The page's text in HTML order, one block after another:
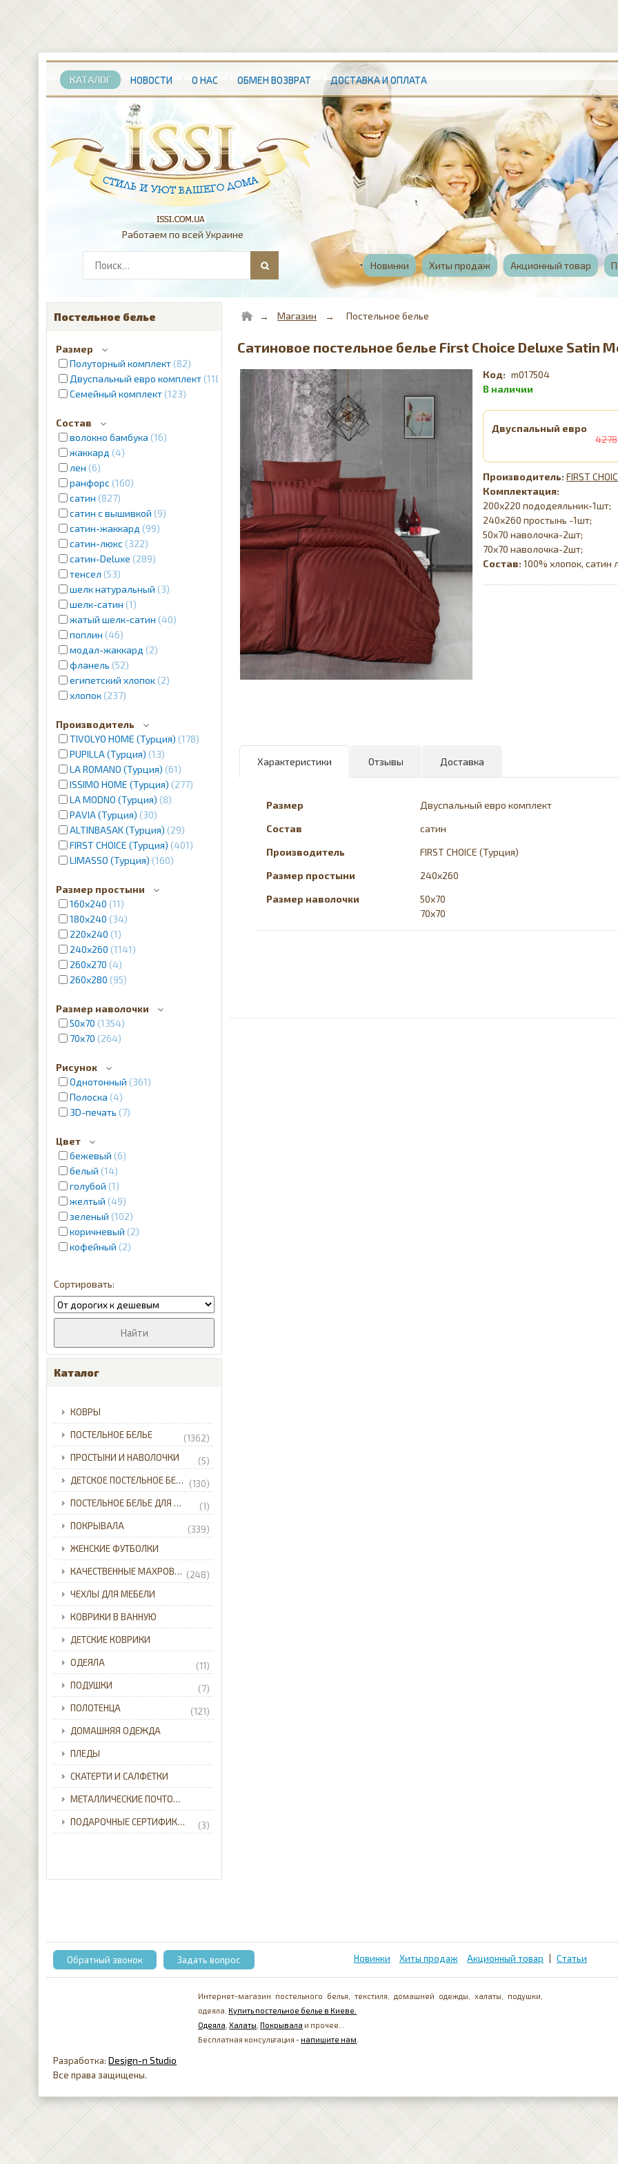
КАТАЛОГ НОВОСТИ О НАС ОБМЕН ВОЗВРАТ ДОСТАВКА И ОПЛАТА
Новинки Хиты продаж Акционный товар
Работаем по всей Украине
Постельное белье
Размер
Полуторный комплект 82
Двуспальный евро комплект 1187
Семейный комплект 123
Состав
волокно бамбука 16
жаккард
4
лен 6
ранфорс 160
сатин 827
сатин с вышивкой 9
сатин-жаккард
99
сатин-люкс 322
сатин-Deluxe 289
тенсел 53
шелк натуральный 3
шелк-сатин 1
жатый шелк-сатин 40
поплин 46
модал-жаккард
2
фланель 52
египетский хлопок 2
хлопок 237
Производитель
TIVOLYO HOME (Турция) 178
PUPILLA (Турция) 13
LA ROMANO (Турция) 61
ISSIMO HOME (Турция) 277
LA MODNO (Турция) 8
PAVIA (Турция) 30
ALTINBASAK (Турция) 29
FIRST CHOICE (Турция) 401
LIMASSO (Турция) 160
Размер простыни
160х240 11
180х240 34
220х240 1
240x260 1141
260x270 4
260x280 95
Размер наволочки
50х70 1354
70x70 264
Рисунок
Однотонный 361
Полоска 4
3D-печать 7
Цвет
бежевый 6
белый 14
голубой 1
желтый 49
зеленый 102
коричневый 2
кофейный 2
молочный
розовый 2
лиловый 8
серебристый 2
черный
Каталог
КОВРЫ
ПОСТЕЛЬНОЕ БЕЛЬЕ
(1362)
ПРОСТЫНИ И НАВОЛОЧКИ
(5)
ДЕТСКОЕ ПОСТЕЛЬНОЕ БЕЛЬЕ
(130)
ПОСТЕЛЬНОЕ БЕЛЬЕ ДЛЯ МЛАДЕНЦЕВ
(1)
ПОКРЫВАЛА
(339)
ЖЕНСКИЕ ФУТБОЛКИ
КАЧЕСТВЕННЫЕ МАХРОВЫЕ ХАЛАТЫ ДЛЯ ВСЕЙ СЕМЬИ С ДОСТАВКОЙ ПО УКРАИНЕ. (248)
ЧЕХЛЫ ДЛЯ МЕБЕЛИ
КОВРИКИ В ВАННУЮ
ДЕТСКИЕ КОВРИКИ
ОДЕЯЛА
(11)
ПОДУШКИ
(7)
ПОЛОТЕНЦА
(121)
ДОМАШНЯЯ ОДЕЖДА
ПЛЕДЫ
СКАТЕРТИ И САЛФЕТКИ
МЕТАЛЛИЧЕСКИЕ ПОЧТОВЫЕ ЯЩИКИ ДЛЯ ЧАСТНОГО ДОМА С ДОСТАВКОЙ ПО УКРАИНЕ.
ПОДАРОЧНЫЕ СЕРТИФИКАТЫ (3)
Магазин Постельное белье
Сатиновое постельное белье First Choice Deluxe Satin
m017504
Двуспальный евро
4278
FIRST
Комплектация:
200х220 пододеяльник-1шт;
240х260 простынь -1шт;
50х70 наволочка-2шт;
70х70 наволочка-2шт;
Состав:100% хлопок, сатин
Характеристики Отзывы Доставка
Размер
Двуспальный евро комплект
Состав
сатин
Производитель
FIRST CHOICE (Турция)
Размер простыни
240x260
Размер наволочки
50х70
70x70
Новинки Хиты продаж Акционный товар Статьи
Обратный звонок Задать вопрос
Интернет-магазин постельного белья, текстиля, домашней одежды, халаты, подушки,
одеяла. Купить постельное белье в Киеве.
Одеяла ,Халаты Покрывала и прочее...
Бесплатная консультация - напишите нам
Разработка:Design-n Studio
Все права защищены.